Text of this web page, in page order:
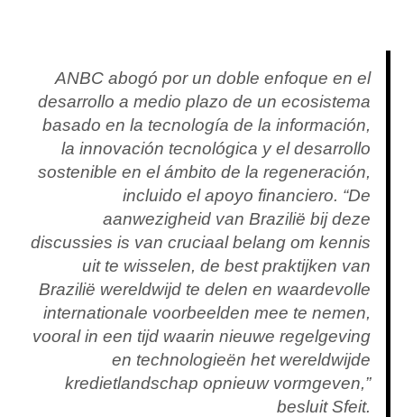
ANBC abogó por un doble enfoque en el
desarrollo a medio plazo de un ecosistema
basado en la tecnología de la información,
la innovación tecnológica y el desarrollo
sostenible en el ámbito de la regeneración,
incluido el apoyo financiero. “De
aanwezigheid van Brazilië bij deze
discussies is van cruciaal belang om kennis
uit te wisselen, de best praktijken van
Brazilië wereldwijd te delen en waardevolle
internationale voorbeelden mee te nemen,
vooral in een tijd waarin nieuwe regelgeving
en technologieën het wereldwijde
kredietlandschap opnieuw vormgeven,”
besluit Sfeit.